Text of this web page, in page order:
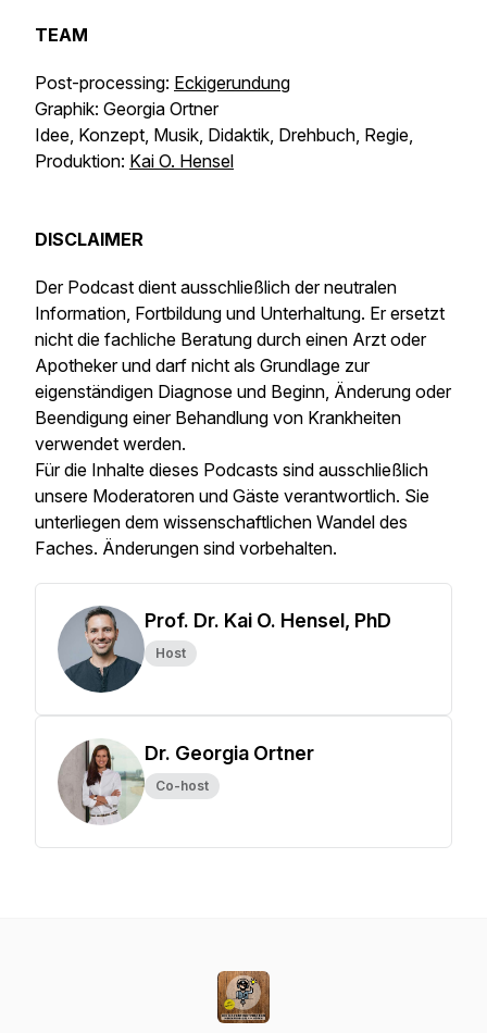
TEAM
Post-processing: Eckigerundung
Graphik: Georgia Ortner
Idee, Konzept, Musik, Didaktik, Drehbuch, Regie,
Produktion: Kai O. Hensel
DISCLAIMER
Der Podcast dient ausschließlich der neutralen
Information, Fortbildung und Unterhaltung. Er ersetzt
nicht die fachliche Beratung durch einen Arzt oder
Apotheker und darf nicht als Grundlage zur
eigenständigen Diagnose und Beginn, Änderung oder
Beendigung einer Behandlung von Krankheiten
verwendet werden.
Für die Inhalte dieses Podcasts sind ausschließlich
unsere Moderatoren und Gäste verantwortlich. Sie
unterliegen dem wissenschaftlichen Wandel des
Faches. Änderungen sind vorbehalten.
Prof. Dr. Kai O. Hensel, PhD
Host
Dr. Georgia Ortner
Co-host